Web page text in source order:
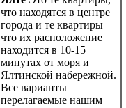
что находятся в центре
города и те квартиры
что их расположение
находится в 10-15
минутах от моря и
Ялтинской набережной.
Все варианты
перелагаемые нашим